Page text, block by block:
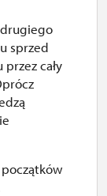
sprzed
przez cały